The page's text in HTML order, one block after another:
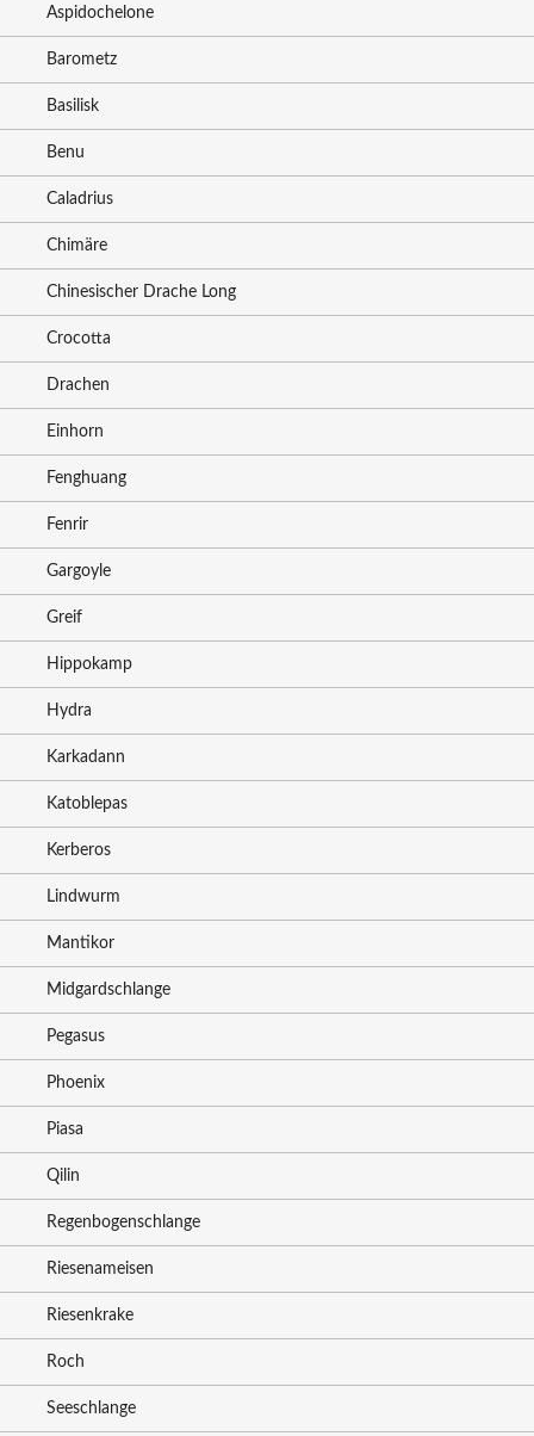
Aspidochelone
Barometz
Basilisk
Benu
Caladrius
Chimäre
Chinesischer Drache Long
Crocotta
Drachen
Einhorn
Fenghuang
Fenrir
Gargoyle
Greif
Hippokamp
Hydra
Karkadann
Katoblepas
Kerberos
Lindwurm
Mantikor
Midgardschlange
Pegasus
Phoenix
Piasa
Qilin
Regenbogenschlange
Riesenameisen
Riesenkrake
Roch
Seeschlange